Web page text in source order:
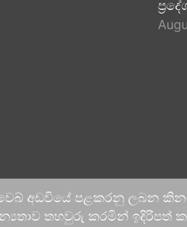
වෙබ් අඩවියේ පළකරනු
තහවුරු කරමින් ඉදිරිපත්